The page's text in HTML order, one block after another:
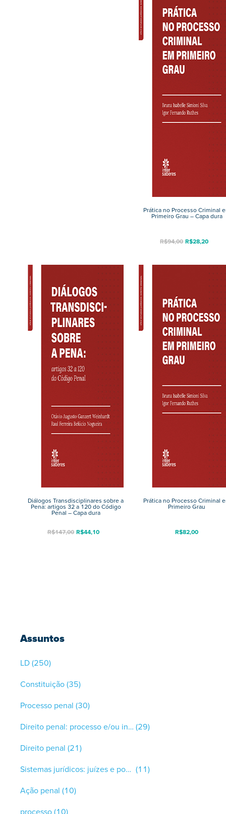
Assuntos
LD(250)
Constituição(35)
Processo penal (30)
Direito penal: processo e/ou infrações (29)
Direito penal (21)
Sistemas jurídicos: juízes e poderes judiciais (11)
Ação penal (10)
Prática no Processo Criminal
Primeiro Grau – Capa dura
R$94,00 R$28,20
Prática no Processo Criminal
Primeiro Grau
R$82,00
Diálogos Transdisciplinares sobre a
Pena: artigos 32 a 120 do Código
Penal – Capa dura
R$147,00 R$44,10